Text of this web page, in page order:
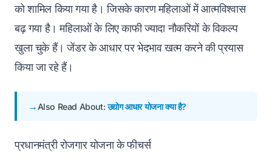
को शामिल किया गया है। जिसके कारण महिलाओं में आत्मविश्वास
बढ़ गया है। महिलाओं के लिए काफी ज्यादा नौकरियों के विकल्प
खुला चुके हैं। जेंडर के आधार पर भेदभाव खत्म करने की प्रयास
किया जा रहे हैं।
Also Read About:उद्योग आधार योजना क्या है?
प्रधानमंत्री रोजगार योजना के फीचर्स